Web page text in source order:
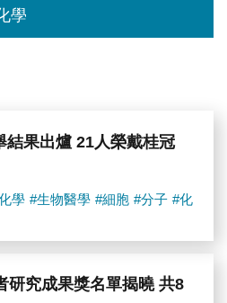
學
結果出爐 21人榮戴桂冠
學 #生物醫學 #細胞 #分子 #化
研究成果獎名單揭曉 共8